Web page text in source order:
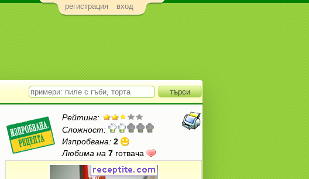
регистрация вход
Рейтинг:
Сложност:
Изпробвана: 2
Любима на 7 готвача